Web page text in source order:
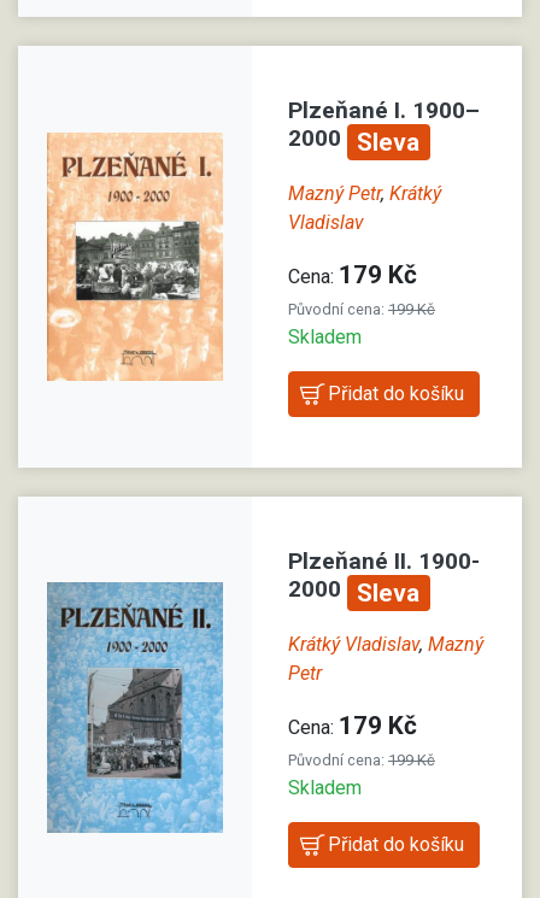
Plzeňané I. 1900–
2000
Sleva
Mazný Petr, Krátký
Vladislav
Cena: 179 Kč
Původní cena: 199 Kč
Skladem
Plzeňané II. 1900-
2000
Sleva
Krátký Vladislav, Mazný
Petr
Cena: 179 Kč
Původní cena: 199 Kč
Skladem